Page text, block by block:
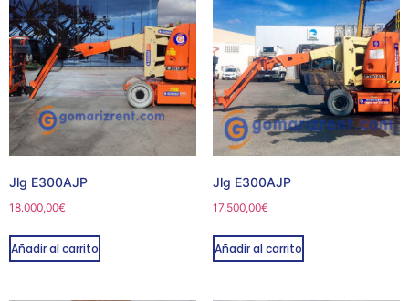
Jlg E300AJP
18.000,00€
Añadir al carrito
Jlg E300AJP
17.500,00€
Añadir al carrito